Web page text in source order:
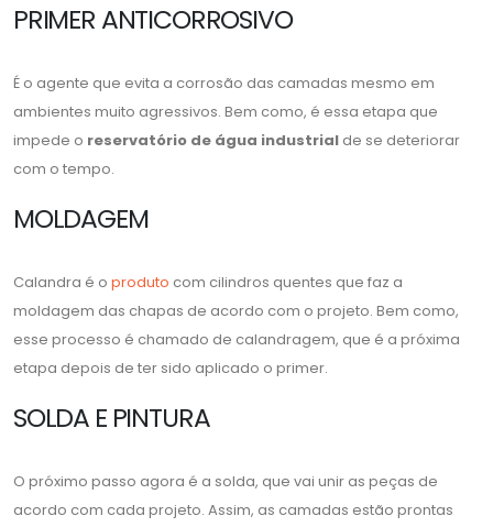
PRIMER ANTICORROSIVO
É o agente que evita a corrosão das camadas mesmo em
ambientes muito agressivos. Bem como, é essa etapa que
impede o reservatório de água industrial de se deteriorar
com o tempo.
MOLDAGEM
Calandra é o produto com cilindros quentes que faz a
moldagem das chapas de acordo com o projeto. Bem como,
esse processo é chamado de calandragem, que é a próxima
etapa depois de ter sido aplicado o primer.
SOLDA E PINTURA
O próximo passo agora é a solda, que vai unir as peças de
acordo com cada projeto. Assim, as camadas estão prontas